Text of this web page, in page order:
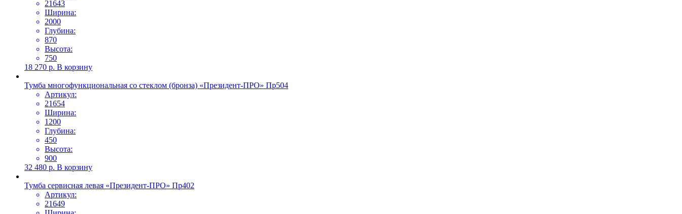
21643
Ширина:
2000
Глубина:
870
Высота:
750
18 270 р. В корзину
Тумба многофункциональная со стеклом (бронза) «Президент-ПРО» Пр504
Артикул:
21654
Ширина:
1200
Глубина:
450
Высота:
900
32 480 р. В корзину
Тумба сервисная левая «Президент-ПРО» Пр402
Артикул:
21649